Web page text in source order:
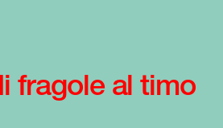
fragole al timo